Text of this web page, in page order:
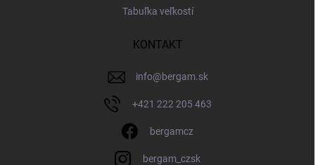
Tabuľka veľkostí
KONTAKT
info@bergam.sk
+421 222 205 463
bergamcz
bergam_czsk